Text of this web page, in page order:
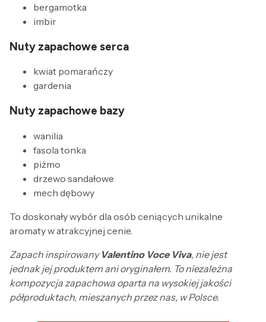
bergamotka
imbir
Nuty zapachowe serca
kwiat pomarańczy
gardenia
Nuty zapachowe bazy
wanilia
fasola tonka
piżmo
drzewo sandałowe
mech dębowy
To doskonały wybór dla osób ceniących unikalne
aromaty w atrakcyjnej cenie.
Zapach inspirowany Valentino Voce Viva, nie jest
jednak jej produktem ani oryginałem. To niezależna
kompozycja zapachowa oparta na wysokiej jakości
półproduktach, mieszanych przez nas, w Polsce.